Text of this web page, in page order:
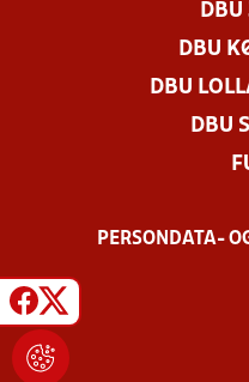
DBU
DBU
DBU
PERSONDATA-